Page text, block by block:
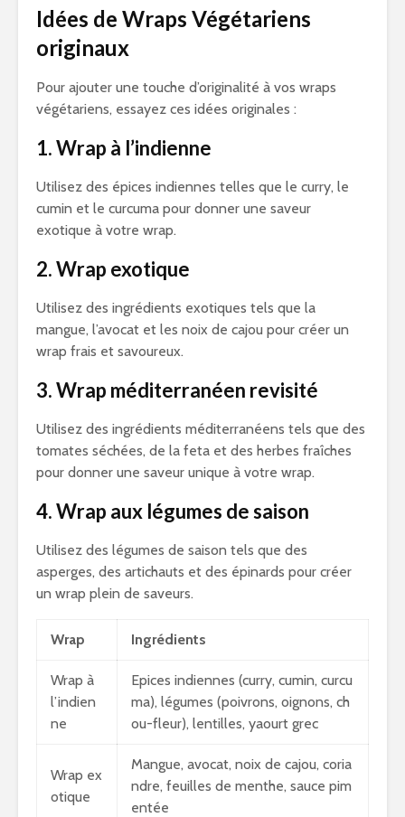
Idées de Wraps Végétariens
originaux
Pour ajouter une touche d’originalité à vos wraps
végétariens, essayez ces idées originales :
1. Wrap à l’indienne
Utilisez des épices indiennes telles que le curry, le
cumin et le curcuma pour donner une saveur
exotique à votre wrap.
2. Wrap exotique
Utilisez des ingrédients exotiques tels que la
mangue, l’avocat et les noix de cajou pour créer un
wrap frais et savoureux.
3. Wrap méditerranéen revisité
Utilisez des ingrédients méditerranéens tels que des
tomates séchées, de la feta et des herbes fraîches
pour donner une saveur unique à votre wrap.
4. Wrap aux légumes de saison
Utilisez des légumes de saison tels que des
asperges, des artichauts et des épinards pour créer
un wrap plein de saveurs.
Wrap Ingrédients
Wrap à
l’indien
ne
Epices indiennes (curry, cumin, curcu
ma), légumes (poivrons, oignons, ch
ou-fleur), lentilles, yaourt grec
Wrap ex
otique
Mangue, avocat, noix de cajou, coria
ndre, feuilles de menthe, sauce pim
entée